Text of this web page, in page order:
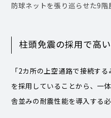
防球ネットを張り巡らせた9階
柱頭免震の採用で高
「2カ所の上空通路で接続す
を採用していることから、一
舎並みの耐震性能を導入する